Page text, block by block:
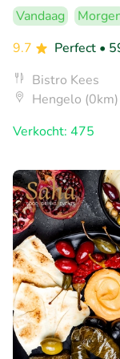
Vandaag
9.7
Perfect •
Bistro Kees
Hengelo (0km)
Verkocht: 475